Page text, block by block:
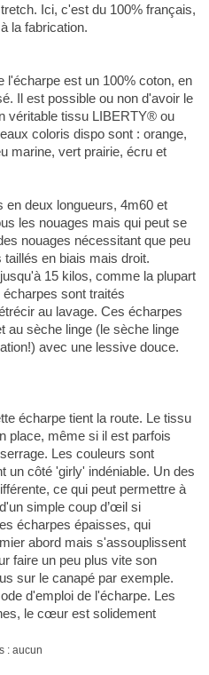
Ici, c'est du 100% français,
la fabrication.
l'écharpe est un 100% coton, en
Il est possible ou non d'avoir le
véritable tissu LIBERTY® ou
coloris dispo sont : orange,
marine, vert prairie, écru et
en deux longueurs, 4m60 et
les nouages mais qui peut se
nouages nécessitant que peu
en biais mais droit.
15 kilos, comme la plupart
sont traités
au lavage. Ces écharpes
au sèche linge (le sèche linge
avec une lessive douce.
écharpe tient la route. Le tissu
place, même si il est parfois
Les couleurs sont
côté 'girly' indéniable. Un des
ce qui peut permettre à
simple coup d’œil si
écharpes épaisses, qui
abord mais s'assouplissent
faire un peu plus vite son
sur le canapé par exemple.
d'emploi de l'écharpe. Les
le cœur est solidement
: aucun